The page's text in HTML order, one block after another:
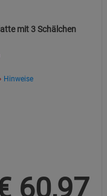
mit 3 Schälchen
Hinweise
60,97